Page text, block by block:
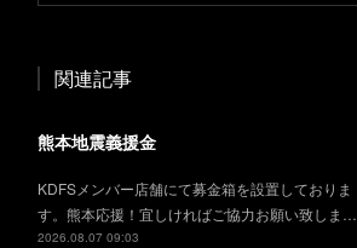
関連記事
熊本地震義援金
KDFSメンバー店舗にて募金箱を設置しておりま
す。熊本応援！宜しければご協力お願い致しま…
2026.08.07 09:03